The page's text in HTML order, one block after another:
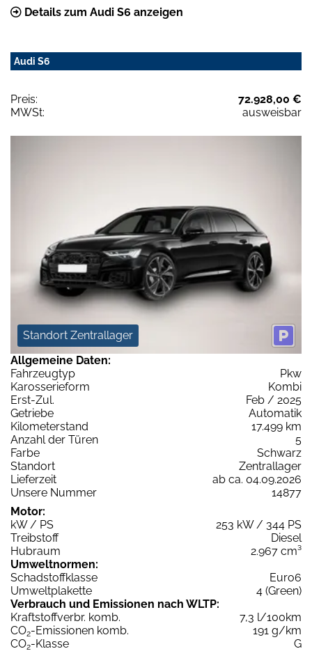
Details zum Audi S6 anzeigen
Audi S6
Preis:
72.928,00 €
MWSt:
ausweisbar
Standort Zentrallager
Allgemeine Daten:
Fahrzeugtyp
Pkw
Karosserieform
Kombi
Erst-Zul.
Feb / 2025
Getriebe
Automatik
Kilometerstand
17.499 km
Anzahl der Türen
5
Farbe
Schwarz
Standort
Zentrallager
Lieferzeit
ab ca. 04.09.2026
Unsere Nummer
14877
Motor:
kW / PS
253 kW / 344 PS
Treibstoff
Diesel
Hubraum
2.967 cm³
Umweltnormen:
Schadstoffklasse
Euro6
Umweltplakette
4 (Green)
Verbrauch und Emissionen nach WLTP:
Kraftstoffverbr. komb.
7,3 l/100km
CO2-Emissionen komb.
191 g/km
CO2-Klasse G